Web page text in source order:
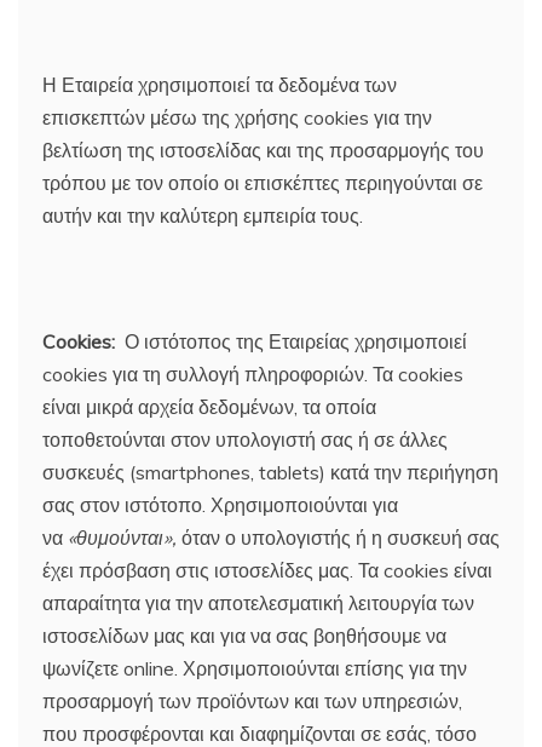
Η Εταιρεία χρησιμοποιεί τα δεδομένα των
επισκεπτών μέσω της χρήσης cookies για την
βελτίωση της ιστοσελίδας και της προσαρμογής του
τρόπου με τον οποίο οι επισκέπτες περιηγούνται σε
αυτήν και την καλύτερη εμπειρία τους.
Cookies: Ο ιστότοπος της Εταιρείας χρησιμοποιεί
cookies για τη συλλογή πληροφοριών. Τα cookies
είναι μικρά αρχεία δεδομένων, τα οποία
τοποθετούνται στον υπολογιστή σας ή σε άλλες
συσκευές (smartphones, tablets) κατά την περιήγηση
σας στον ιστότοπο. Χρησιμοποιούνται για
να «θυμούνται», όταν ο υπολογιστής ή η συσκευή σας
έχει πρόσβαση στις ιστοσελίδες μας. Τα cookies είναι
απαραίτητα για την αποτελεσματική λειτουργία των
ιστοσελίδων μας και για να σας βοηθήσουμε να
ψωνίζετε online. Χρησιμοποιούνται επίσης για την
προσαρμογή των προϊόντων και των υπηρεσιών,
που προσφέρονται και διαφημίζονται σε εσάς, τόσο